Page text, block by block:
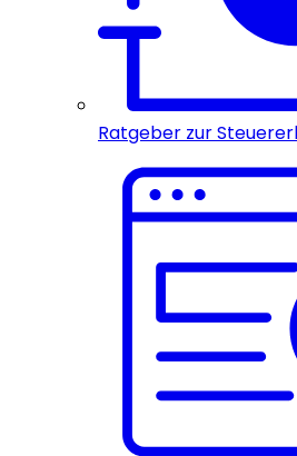
Ratgeber zur